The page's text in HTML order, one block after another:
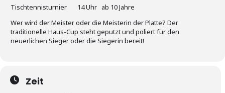
Tischtennisturnier 14 Uhr ab 10 Jahre
Wer wird der Meister oder die Meisterin der Platte? Der
traditionelle Haus-Cup steht geputzt und poliert für den
neuerlichen Sieger oder die Siegerin bereit!
Zeit